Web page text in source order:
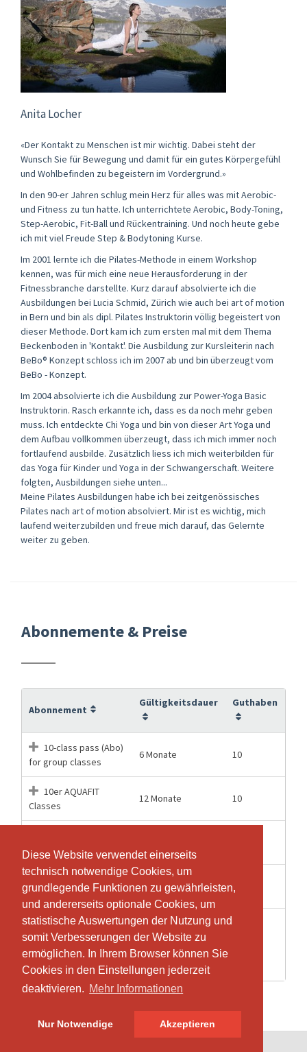
Diese Website verwendet einerseits
technisch notwendige Cookies, um
grundlegende Funktionen zu gewährleisten,
und andererseits optionale Cookies, um
statistische Auswertungen der Nutzung und
somit Verbesserungen der Website zu
ermöglichen. In Ihrem Browser können Sie
Cookies in den Einstellungen jederzeit
deaktivieren. Mehr Informationen
Nur Notwendige Akzeptieren
Diese Website verwendet einerseits
technisch notwendige Cookies, um
grundlegende Funktionen zu gewährleisten,
und andererseits optionale Cookies, um
statistische Auswertungen der Nutzung und
somit Verbesserungen der Website zu
ermöglichen. In Ihrem Browser können Sie
Cookies in den Einstellungen jederzeit
deaktivieren. Mehr Informationen
Nur Notwendige Akzeptieren
Anita Locher
«Der Kontakt zu Menschen ist mir wichtig. Dabei steht der
Wunsch Sie für Bewegung und damit für ein gutes Körpergefühl
und Wohlbefinden zu begeistern im Vordergrund.»
In den 90-er Jahren schlug mein Herz für alles was mit Aerobic-
und Fitness zu tun hatte. Ich unterrichtete Aerobic, Body-Toning,
Step-Aerobic, Fit-Ball und Rückentraining. Und noch heute gebe
ich mit viel Freude Step & Bodytoning Kurse.
Im 2001 lernte ich die Pilates-Methode in einem Workshop
kennen, was für mich eine neue Herausforderung in der
Fitnessbranche darstellte. Kurz darauf absolvierte ich die
Ausbildungen bei Lucia Schmid, Zürich wie auch bei art of motion
in Bern und bin als dipl. Pilates Instruktorin völlig begeistert von
dieser Methode. Dort kam ich zum ersten mal mit dem Thema
Beckenboden in 'Kontakt'. Die Ausbildung zur Kursleiterin nach
BeBo® Konzept schloss ich im 2007 ab und bin überzeugt vom
BeBo - Konzept.
Im 2004 absolvierte ich die Ausbildung zur Power-Yoga Basic
Instruktorin. Rasch erkannte ich, dass es da noch mehr geben
muss. Ich entdeckte Chi Yoga und bin von dieser Art Yoga und
dem Aufbau vollkommen überzeugt, dass ich mich immer noch
fortlaufend ausbilde. Zusätzlich liess ich mich weiterbilden für
das Yoga für Kinder und Yoga in der Schwangerschaft. Weitere
folgten, Ausbildungen siehe unten...
Meine Pilates Ausbildungen habe ich bei zeitgenössisches
Pilates nach art of motion absolviert. Mir ist es wichtig, mich
laufend weiterzubilden und freue mich darauf, das Gelernte
weiter zu geben.
Abonnemente & Preise
Abonnement
Gültigkeitsdauer Guthaben
10-class pass (Abo)
for group classes
6 Monate 10
10er AQUAFIT
Classes
12 Monate 10
Circuit Group
Einzel Eintritt
AquaFit
1 Stunden
Halbjahresabonnement
26 Eintritte für
Gruppenkurse
12 Monate